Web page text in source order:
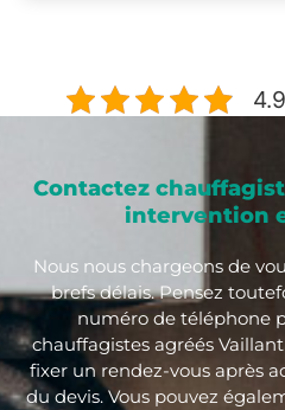
Contactez
intervention
Nous nous chargeons de
brefs délais. Pensez
numéro de téléphone
chauffagistes agréés
fixer un rendez-vous après
du devis. Vous pouvez